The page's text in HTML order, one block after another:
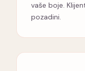
vaše boje.
pozadini.